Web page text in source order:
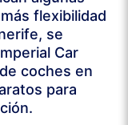
flexibilidad
se
Car
coches en
para